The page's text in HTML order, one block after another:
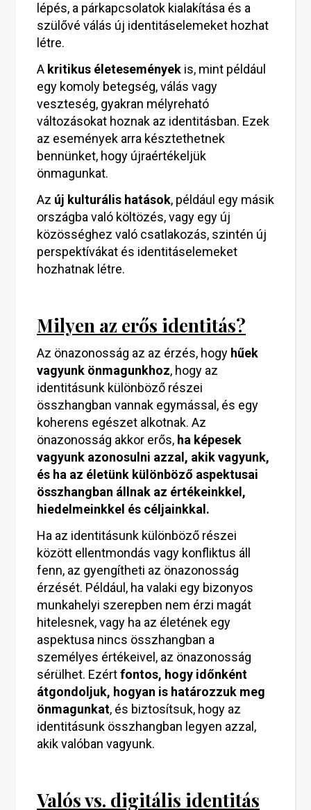
lépés, a párkapcsolatok kialakítása és a
szülővé válás új identitáselemeket hozhat
létre.
A kritikus életesemények is, mint például
egy komoly betegség, válás vagy
veszteség, gyakran mélyreható
változásokat hoznak az identitásban. Ezek
az események arra késztethetnek
bennünket, hogy újraértékeljük
önmagunkat.
Az új kulturális hatások, például egy másik
országba való költözés, vagy egy új
közösséghez való csatlakozás, szintén új
perspektívákat és identitáselemeket
hozhatnak létre.
Milyen az erős identitás?
Az önazonosság az az érzés, hogy hűek
vagyunk önmagunkhoz, hogy az
identitásunk különböző részei
összhangban vannak egymással, és egy
koherens egészet alkotnak. Az
önazonosság akkor erős, ha képesek
vagyunk azonosulni azzal, akik vagyunk,
és ha az életünk különböző aspektusai
összhangban állnak az értékeinkkel,
hiedelmeinkkel és céljainkkal.
Ha az identitásunk különböző részei
között ellentmondás vagy konfliktus áll
fenn, az gyengítheti az önazonosság
érzését. Például, ha valaki egy bizonyos
munkahelyi szerepben nem érzi magát
hitelesnek, vagy ha az életének egy
aspektusa nincs összhangban a
személyes értékeivel, az önazonosság
sérülhet. Ezértfontos, hogy időnként
átgondoljuk, hogyan is határozzuk meg
önmagunkat, és biztosítsuk, hogy az
identitásunk összhangban legyen azzal,
akik valóban vagyunk.
Valós vs. digitális identitás